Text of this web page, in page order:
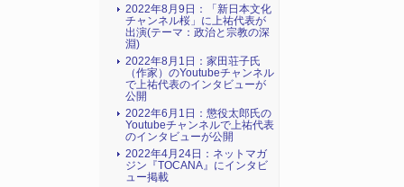
2022年8月9日：「新日本文化
チャンネル桜」に上祐代表が
出演(テーマ：政治と宗教の深
淵)
2022年8月1日：家田荘子氏
（作家）のYoutubeチャンネル
で上祐代表のインタビューが
公開
2022年6月1日：懲役太郎氏の
Youtubeチャンネルで上祐代表
のインタビューが公開
2022年4月24日：ネットマガ
ジン『TOCANA』にインタビ
ュー掲載